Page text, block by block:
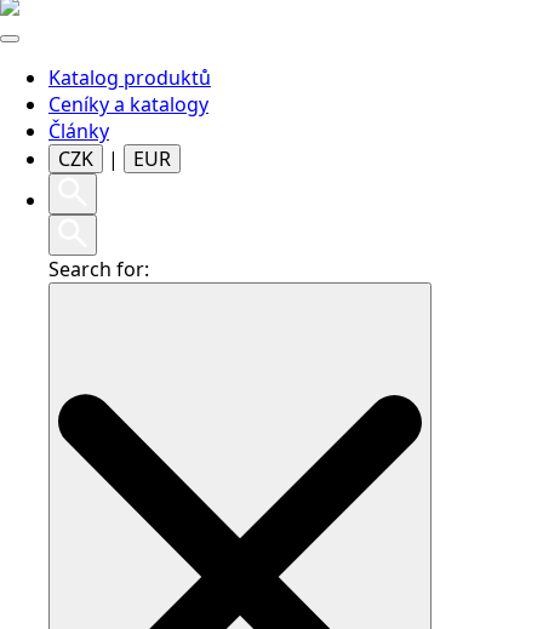
Katalog produktů
Ceníky a katalogy
Články
CZK
| EUR
Search for: